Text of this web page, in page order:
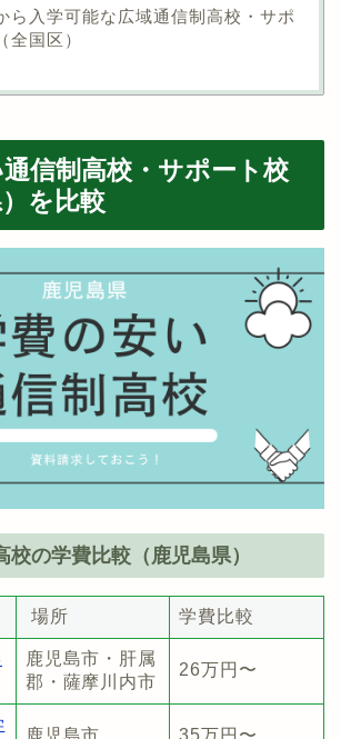
ら入学可能な広域通信制高校・サポ
全国区）
信制高校・サポート校
）を比較
の学費比較（鹿児島県）
場所 学費比較
鹿児島市・肝属
郡・薩摩川内市
26万円〜
鹿児島市 35万円〜